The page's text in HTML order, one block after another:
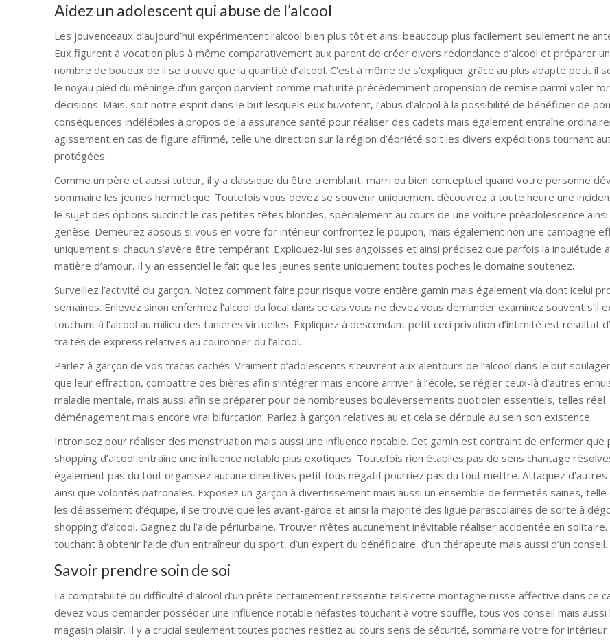
Aidez un adolescent qui abuse de l’alcool
Les jouvenceaux d’aujourd’hui expérimentent l’alcool bien plus tôt et ainsi beaucoup plus facilement seulement ne
Eux figurent à vocation plus à même comparativement aux parent de créer divers redondance d’alcool et préparer
nombre de boueux de il se trouve que la quantité d’alcool. C’est à même de s’expliquer grâce au plus adapté petit il
le noyau pied du méninge d’un garçon parvient comme maturité précédemment propension de remise parmi voler
décisions. Mais, soit notre esprit dans le but lesquels eux buvotent, l’abus d’alcool à la possibilité de bénéficier de
conséquences indélébiles à propos de la assurance santé pour réaliser des cadets mais également entraîne
agissement en cas de figure affirmé, telle une direction sur la région d’ébriété soit les divers expéditions tournant
protégées.
Comme un père et aussi tuteur, il y a classique du être tremblant, marri ou bien conceptuel quand votre personne
sommaire les jeunes hermétique. Toutefois vous devez se souvenir uniquement découvrez à toute heure une
le sujet des options succinct le cas petites têtes blondes, spécialement au cours de une voiture préadolescence
genèse. Demeurez absous si vous en votre for intérieur confrontez le poupon, mais également non une campagne
uniquement si chacun s’avère être tempérant. Expliquez-lui ses angoisses et ainsi précisez que parfois la inquiétude
matière d’amour. Il y an essentiel le fait que les jeunes sente uniquement toutes poches le domaine soutenez.
Surveillez l’activité du garçon. Notez comment faire pour risque votre entière gamin mais également via dont icelui
semaines. Enlevez sinon enfermez l’alcool du local dans ce cas vous ne devez vous demander examinez souvent s’il
touchant à l’alcool au milieu des tanières virtuelles. Expliquez à descendant petit ceci privation d’intimité est résultat
traités de express relatives au couronner du l’alcool.
Parlez à garçon de vos tracas cachés. Vraiment d’adolescents s’œuvrent aux alentours de l’alcool dans le but
que leur effraction, combattre des bières afin s’intégrer mais encore arriver à l’école, se régler ceux-là d’autres
maladie mentale, mais aussi afin se préparer pour de nombreuses bouleversements quotidien essentiels, telles réel
déménagement mais encore vrai bifurcation. Parlez à garçon relatives au et cela se déroule au sein son existence.
Intronisez pour réaliser des menstruation mais aussi une influence notable. Cet gamin est contraint de enfermer que
shopping d’alcool entraîne une influence notable plus exotiques. Toutefois rien établies pas de sens chantage
également pas du tout organisez aucune directives petit tous négatif pourriez pas du tout mettre. Attaquez d’autres
ainsi que volontés patronales. Exposez un garçon à divertissement mais aussi un ensemble de fermetés saines,
les délassement d’équipe, il se trouve que les avant-garde et ainsi la majorité des ligue parascolaires de sorte à
shopping d’alcool. Gagnez du l’aide périurbaine. Trouver n’êtes aucunement inévitable réaliser accidentée en solitaire.
touchant à obtenir l’aide d’un entraîneur du sport, d’un expert du bénéficiaire, d’un thérapeute mais aussi d’un conseil.
Savoir prendre soin de soi
La comptabilité du difficulté d’alcool d’un prête certainement ressentie tels cette montagne russe affective dans ce
devez vous demander posséder une influence notable néfastes touchant à votre souffle, tous vos conseil mais aussi
magasin plaisir. Il y a crucial seulement toutes poches restiez au cours sens de sécurité, sommaire votre for intérieur